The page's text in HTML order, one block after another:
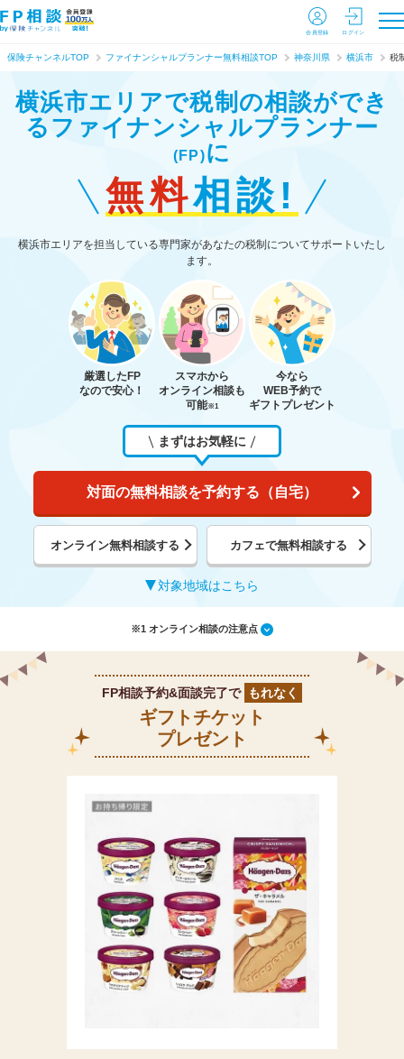
会員登録 ログイン
保険チャンネルTOP ファイナンシャルプランナー無料相談TOP 神奈川県 横浜市 税
横浜市エリアで税制の相談ができ
る ファイナンシャルプランナー
(FP)に
無料相談!
横浜市エリアを担当している専門家があなたの税制についてサポートいたし
ます。
厳選したFP
なので安心！
スマホから
オンライン相談も
可能※1
今なら
WEB予約で
ギフトプレゼント
まずはお気軽に
対面の無料相談を予約する（自宅）
オンライン無料相談する カフェで無料相談する
対象地域はこちら
※1 オンライン相談の注意点
FP相談予約&面談完了で もれなく
ギフトチケット
プレゼント